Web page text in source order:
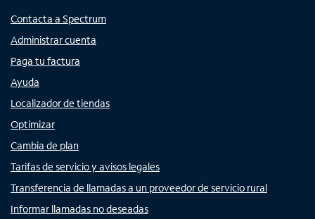
Contacta a Spectrum
Administrar cuenta
Paga tu factura
Ayuda
Localizador de tiendas
Optimizar
Cambia de plan
Tarifas de servicio y avisos legales
Transferencia de llamadas a un proveedor de servicio rural
Informar llamadas no deseadas